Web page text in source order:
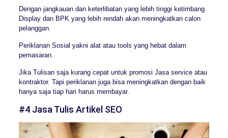
Dengan jangkauan dan keterlibatan yang lebih tinggi ketimbang
Display dan BPK yang lebih rendah akan meningkatkan calon
pelanggan.
Periklanan Sosial yakni alat atau tools yang hebat dalam
pemasaran.
Jika Tulisan saja kurang cepat untuk promosi Jasa service atau
kontraktor. Tapi periklanan juga bisa meningkatkan dengan baik
hanya saja tiap hari harus membayar.
#4 Jasa Tulis Artikel SEO